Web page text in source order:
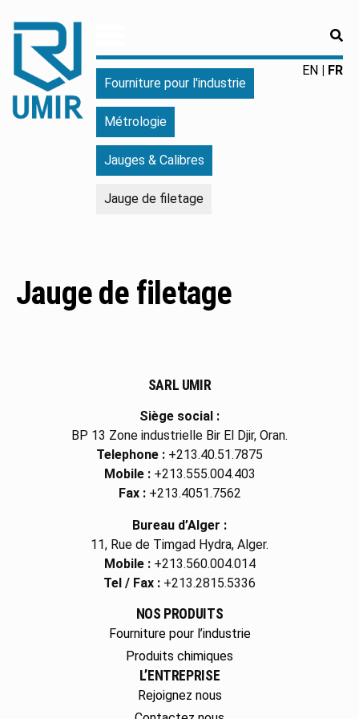
Fourniture
pour
l'industrie
Produits
chimiques
Fabricant
EN
FR
Fourniture pour l'industrie
Métrologie
Jauges & Calibres
Jauge de filetage
Jauge de filetage
SARL UMIR
Siège social :
BP 13 Zone industrielle Bir El Djir, Oran.
Telephone : +213.40.51.7875
Mobile :+213.555.004.403
Fax :+213.4051.7562
Bureau d’Alger :
11, Rue de Timgad Hydra, Alger.
Mobile :+213.560.004.014
Tel / Fax : +213.2815.5336
NOS PRODUITS
Fourniture pour l’industrie
Produits chimiques
L’ENTREPRISE
Rejoignez nous